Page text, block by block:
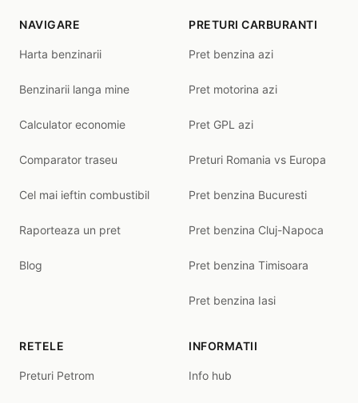
NAVIGARE
Harta benzinarii
Benzinarii langa mine
Calculator economie
Comparator traseu
Cel mai ieftin combustibil
Raporteaza un pret
Blog
PRETURI CARBURANTI
Pret benzina azi
Pret motorina azi
Pret GPL azi
Preturi Romania vs Europa
Pret benzina Bucuresti
Pret benzina Cluj-Napoca
Pret benzina Timisoara
Pret benzina Iasi
RETELE
Preturi Petrom
INFORMATII
Info hub